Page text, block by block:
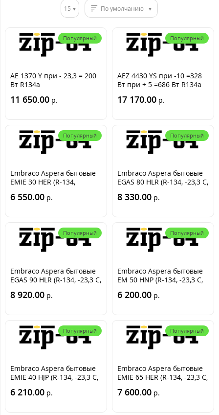
15 По умолчанию
Популярный
AE 1370 Y при - 23,3 = 200
Вт R134a
11 650.00 р.
Популярный
AEZ 4430 YS при -10 =328
Вт при + 5 =686 Вт R134a
17 170.00 р.
Популярный
Embraco Aspera бытовые
EMIE 30 HER (R-134,
6 550.00 р.
Популярный
Embraco Aspera бытовые
EGAS 80 HLR (R-134, -23,3 С,
8 330.00 р.
Популярный
Embraco Aspera бытовые
EGAS 90 HLR (R-134, -23,3 С,
8 920.00 р.
Популярный
Embraco Aspera бытовые
EM 50 HNP (R-134, -23,3 С,
6 200.00 р.
Популярный
Embraco Aspera бытовые
EMIE 40 HJP (R-134, -23,3 С,
6 210.00 р.
Популярный
Embraco Aspera бытовые
EMIE 65 HER (R-134, -23,3 С,
7 600.00 р.